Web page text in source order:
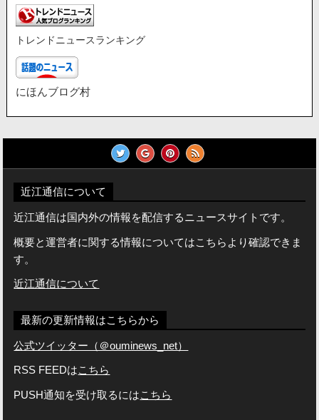
トレンドニュースランキング
にほんブログ村
近江通信について
近江通信は国内外の情報を配信するニュースサイトです。
概要と運営者に関する情報についてはこちらより確認できま
す。
近江通信について
最新の更新情報はこちらから
公式ツイッター（＠ouminews_net）
RSS FEEDはこちら
PUSH通知を受け取るにはこちら